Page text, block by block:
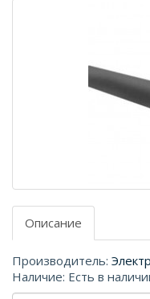
Описание
Производитель:
Наличие: Есть в